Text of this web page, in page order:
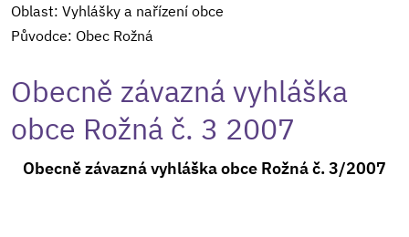
Oblast: Vyhlášky a nařízení obce
Původce: Obec Rožná
Obecně závazná vyhláška
obce Rožná č. 3 2007
Obecně závazná vyhláška obce Rožná č. 3/2007